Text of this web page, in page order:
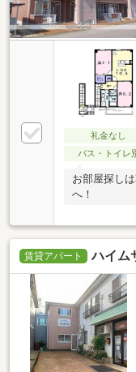
礼金なし
バス・トイレ
お部屋探し
へ！
賃貸アパート ハイム